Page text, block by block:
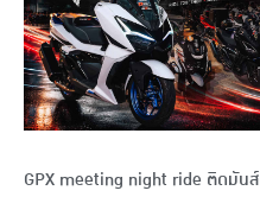
GPX meeting night ride ติดมันส์